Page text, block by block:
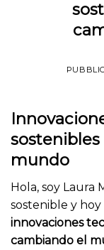
mundo
Hola, soy
sostenible y
innovaciones
cambiando el